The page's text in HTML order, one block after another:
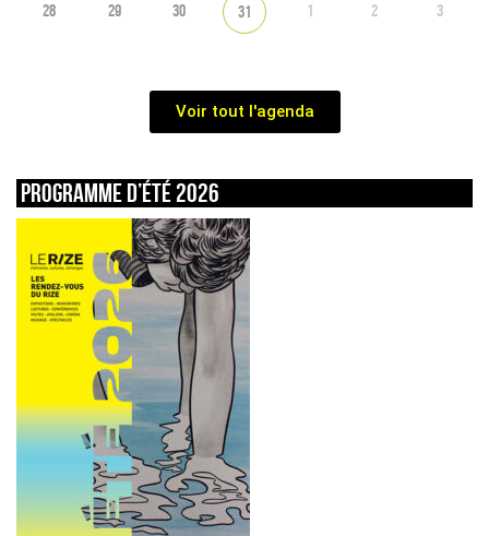
28 29 30 31 1 2 3
Voir tout l'agenda
Programme d’été 2026